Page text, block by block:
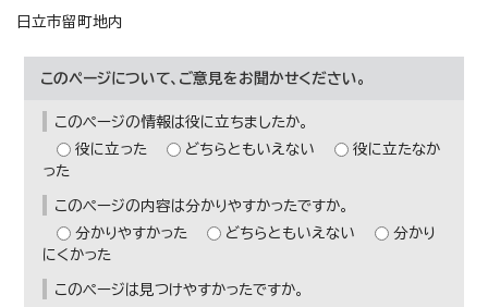
日立市留町地内
このページについて、ご意見をお聞かせください。
このページの情報は役に立ちましたか。
役に立った
どちらともいえない
役に立たなか
った
このページの内容は分かりやすかったですか。
分かりやすかった
どちらともいえない
分かり
にくかった
このページは見つけやすかったですか。